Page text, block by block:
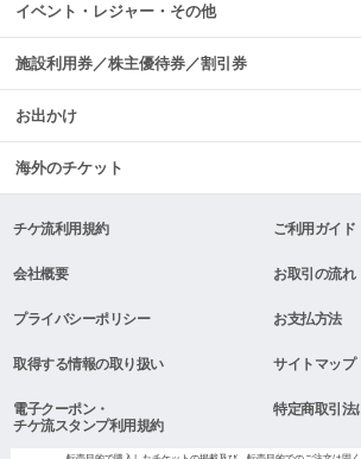
イベント・レジャー・その他
施設利用券／株主優待券／割引券
お出かけ
海外のチケット
チケ流利用規約 ご利用ガイド
会社概要 お取引の流れ
プライバシーポリシー お支払方法
取得する情報の取り扱い サイトマップ
電子クーポン・
チケ流スタンプ利用規約
特定商取引法